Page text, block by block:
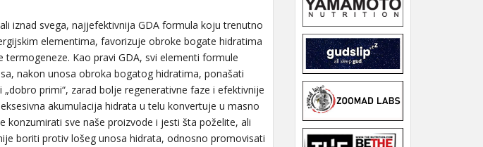
iznad svega, najjefektivnija GDA formula koju trenutno
elementima, favorizuje obroke bogate hidratima
Kao pravi GDA, svi elementi formule
nakon unosa obroka bogatog hidratima, ponašati
primi“, zarad bolje regenerativne faze i efektivnije
akumulacija hidrata u telu konvertuje u masno
sve naše proizvode i jesti šta poželite, ali
boriti protiv lošeg unosa hidrata, odnosno promovisati